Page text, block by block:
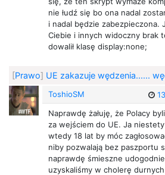
nie łudź się bo ona nadal
i nadal będzie zabezpieczona.
Ciebie i innych widoczny brak
dowalił klasę display:none;
[Prawo] UE zakazuje wędzenia......
ToshioSM
Naprawdę żałuję, że Polacy
za wejściem do UE. Ja
wtedy 18 lat by móc
niby pozwalają bez paszportu
naprawdę śmieszne
uzyskaliśmy w cholerę